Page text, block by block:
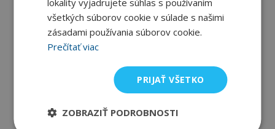
Enervit
Enervit Salt Caps 120
Enervit
Enervit Liquid Gel Orange
Na sklade u dodávateľa
lokality vyjadrujete súhlas s používaním
všetkých súborov cookie v súlade s našimi
zásadami používania súborov cookie.
Prečítať viac
PRIJAŤ VŠETKO
ZOBRAZIŤ PODROBNOSTI